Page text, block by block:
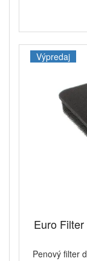
Výpredaj
Euro
Penový filter